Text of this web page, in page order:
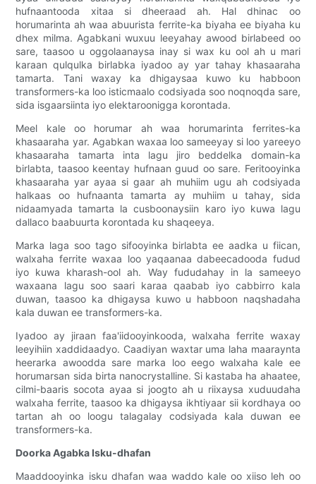
hufnaantooda xitaa si dheeraad ah. Hal dhinac oo
horumarinta ah waa abuurista ferrite-ka biyaha ee biyaha ku
dhex milma. Agabkani wuxuu leeyahay awood birlabeed oo
sare, taasoo u oggolaanaysa inay si wax ku ool ah u mari
karaan qulqulka birlabka iyadoo ay yar tahay khasaaraha
tamarta. Tani waxay ka dhigaysaa kuwo ku habboon
transformers-ka loo isticmaalo codsiyada soo noqnoqda sare,
sida isgaarsiinta iyo elektaroonigga korontada.
Meel kale oo horumar ah waa horumarinta ferrites-ka
khasaaraha yar. Agabkan waxaa loo sameeyay si loo yareeyo
khasaaraha tamarta inta lagu jiro beddelka domain-ka
birlabta, taasoo keentay hufnaan guud oo sare. Feritooyinka
khasaaraha yar ayaa si gaar ah muhiim ugu ah codsiyada
halkaas oo hufnaanta tamarta ay muhiim u tahay, sida
nidaamyada tamarta la cusboonaysiin karo iyo kuwa lagu
dallaco baabuurta korontada ku shaqeeya.
Marka laga soo tago sifooyinka birlabta ee aadka u fiican,
walxaha ferrite waxaa loo yaqaanaa dabeecadooda fudud
iyo kuwa kharash-ool ah. Way fududahay in la sameeyo
waxaana lagu soo saari karaa qaabab iyo cabbirro kala
duwan, taasoo ka dhigaysa kuwo u habboon naqshadaha
kala duwan ee transformers-ka.
Iyadoo ay jiraan faa'iidooyinkooda, walxaha ferrite waxay
leeyihiin xaddidaadyo. Caadiyan waxtar uma laha maaraynta
heerarka awoodda sare marka loo eego walxaha kale ee
horumarsan sida birta nanocrystalline. Si kastaba ha ahaatee,
cilmi-baaris socota ayaa si joogto ah u riixaysa xuduudaha
walxaha ferrite, taasoo ka dhigaysa ikhtiyaar sii kordhaya oo
tartan ah oo loogu talagalay codsiyada kala duwan ee
transformers-ka.
Doorka Agabka Isku-dhafan
Maaddooyinka isku dhafan waa waddo kale oo xiiso leh oo